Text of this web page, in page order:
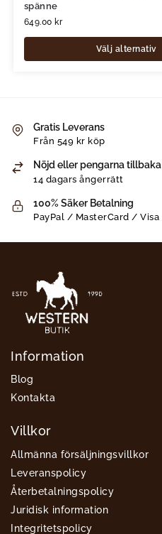
spänne
649.00 kr
Välj alternativ
Gratis Leverans
Från 549 kr köp
Nöjd eller pengarna tillbaka
14 dagars ångerrätt
100% Säker Betalning
PayPal / MasterCard / Visa
Information
Blog
Kontakta
Villkor
Allmänna försäljningsvillkor
Leveranspolicy
Återbetalningspolicy
Juridisk information
Integritetspolicy